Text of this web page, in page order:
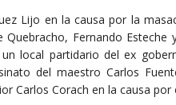
Lijo en la causa por la
Fernando Esteche
local partidario del ex
del maestro Carlos
Carlos Corach en la causa